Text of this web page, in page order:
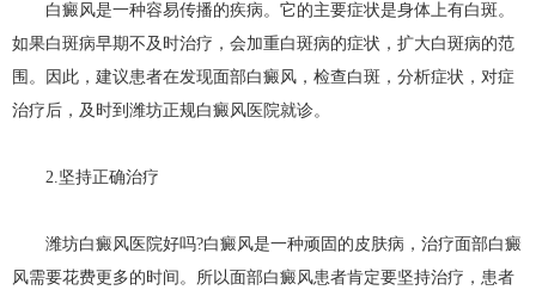
白癜风是一种容易传播的疾病。它的主要症状是身体上有白斑。
如果白斑病早期不及时治疗，会加重白斑病的症状，扩大白斑病的范
围。因此，建议患者在发现面部白癜风，检查白斑，分析症状，对症
治疗后，及时到潍坊正规白癜风医院就诊。
2.坚持正确治疗
潍坊白癜风医院好吗?白癜风是一种顽固的皮肤病，治疗面部白癜
风需要花费更多的时间。所以面部白癜风患者肯定要坚持治疗，患者